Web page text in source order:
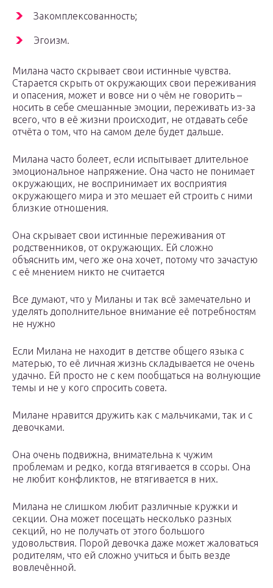
Закомплексованность;
Эгоизм.
Милана часто скрывает свои истинные чувства.
Старается скрыть от окружающих свои переживания
и опасения, может и вовсе ни о чём не говорить –
носить в себе смешанные эмоции, переживать из-за
всего, что в её жизни происходит, не отдавать себе
отчёта о том, что на самом деле будет дальше.
Милана часто болеет, если испытывает длительное
эмоциональное напряжение. Она часто не понимает
окружающих, не воспринимает их восприятия
окружающего мира и это мешает ей строить с ними
близкие отношения.
Она скрывает свои истинные переживания от
родственников, от окружающих. Ей сложно
объяснить им, чего же она хочет, потому что зачастую
с её мнением никто не считается
Все думают, что у Миланы и так всё замечательно и
уделять дополнительное внимание её потребностям
не нужно
Если Милана не находит в детстве общего языка с
матерью, то её личная жизнь складывается не очень
удачно. Ей просто не с кем пообщаться на волнующие
темы и не у кого спросить совета.
Милане нравится дружить как с мальчиками, так и с
девочками.
Она очень подвижна, внимательна к чужим
проблемам и редко, когда втягивается в ссоры. Она
не любит конфликтов, не втягивается в них.
Милана не слишком любит различные кружки и
секции. Она может посещать несколько разных
секций, но не получать от этого большого
удовольствия. Порой девочка даже может жаловаться
родителям, что ей сложно учиться и быть везде
вовлечённой.